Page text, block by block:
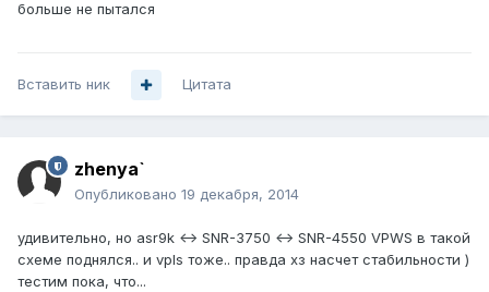
больше не пытался
Вставить ник Цитата
zhenya`
Опубликовано 19 декабря, 2014
удивительно, но asr9k <-> SNR-3750 <-> SNR-4550 VPWS в такой
схеме поднялся.. и vpls тоже.. правда хз насчет стабильности )
тестим пока, что...